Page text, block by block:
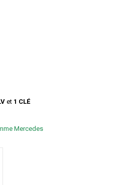
et 1 CLÉ
Mercedes